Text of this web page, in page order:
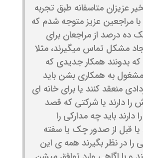
عزیزان متاسفانه طبق تجربه
مراجعین عزیز متوجه شدم که
ده درصد از مراجعان برای
مشکل تماس میگیرند، مثلا
بدونند همکار جدیدی که
مشغول به همکاری بشن باید
منعقد کنند یا برای خانه ای
دارند یا شرکتی که قصد
باید چه مدارکی را
یا قبل از صدور چک یا سفته
را در نظر بگیرند همه ی این